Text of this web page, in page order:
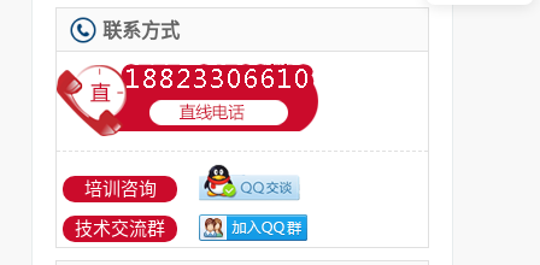
联系方式
培训咨询
技术交流群